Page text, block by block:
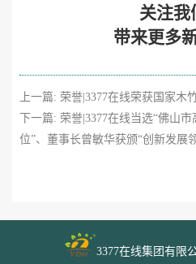
关注我
带来更多
上一篇: 荣誉|3377在线荣获国家木
下一篇: 荣誉|3377在线当选“佛山
位”、董事长曾敏华获颁“创新发展
3377在线集团有限